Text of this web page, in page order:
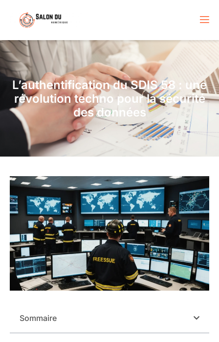
L’authentification du SDIS 58 : une
révolution techno pour la sécurité
des données
Sommaire